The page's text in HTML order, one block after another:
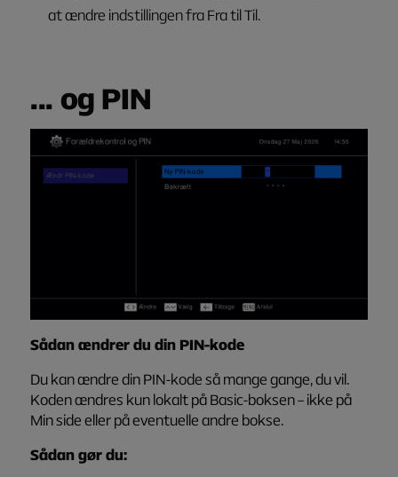
at ændre indstillingen fraFratilTil.
... og PIN
Sådan ændrer du din PIN-kode
Du kan ændre din PIN-kode så mange gange, du vil.
Koden ændres kun lokalt på Basic-boksen – ikke på
Min sideeller på eventuelle andre bokse.
Sådan gør du: